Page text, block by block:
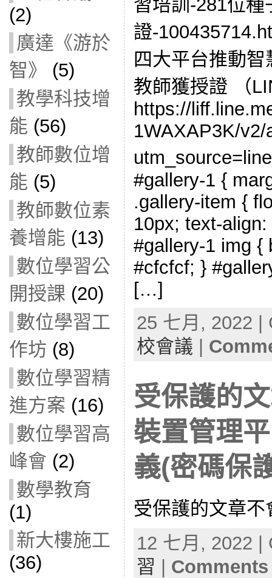
(2)
廣達《游於
智》
(5)
教學科技增
能 (56)
教師數位增
能 (5)
教師數位素
養增能 (13)
數位學習公
開授課 (20)
數位學習工
作坊 (8)
數位學習精
進方案 (16)
數位學習高
峰會 (2)
數學教育
(1)
新大樓施工
(36)
習培訓-281位種
證-
四大平台推動
教師獲授證 （
https://
1WAXAP3K/
#gallery-1 {
.gallery-item {
10px; text-
#gallery-1 img {
#cfcfcf; }
[…]
25 七月, 2022
校會議
受保護的
裝置管理
義(密碼保
受保護的文章
12 七月, 2022
習